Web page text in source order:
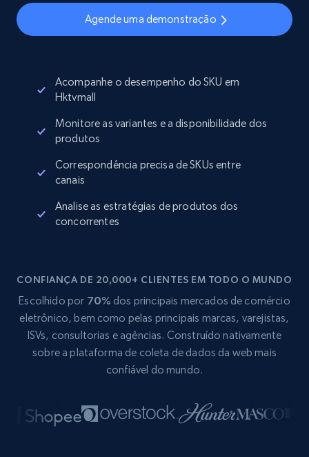
Agende uma demonstração
Acompanhe o desempenho do SKU em
Hktvmall
Monitore as variantes e a disponibilidade dos
produtos
Correspondência precisa de SKUs entre
canais
Analise as estratégias de produtos dos
concorrentes
CONFIANÇA DE 20,000+ CLIENTES EM TODO O MUNDO
Escolhido por 70% dos principais mercados de comércio
eletrônico, bem como pelas principais marcas, varejistas,
ISVs, consultorias e agências. Construído nativamente
sobre a plataforma de coleta de dados da web mais
confiável do mundo.